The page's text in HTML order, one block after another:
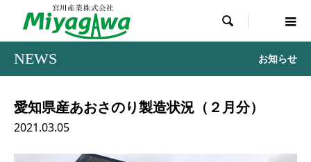

NEWS お知らせ
愛知県産あおさのり製造状況（２月分）
2021.03.05